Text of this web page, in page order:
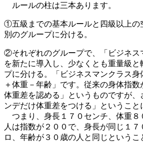
ルールの柱は三本あります。
①五級までの基本ルールと四級以上の
別のグループに分ける。
②それぞれのグループで、「ビジネス
を新たに導入し、少なくとも重量級
プに分ける。「ビジネスマンクラス
＋体重－年齢」です。従来の身体指
体重差を認める」というものですが、
ンデだけ体重差をつける」ということ
つまり、身長１７０センチ、体重８
人は指数が２００で、身長が同じ１
ロ、年齢が３０歳の人と同じというこ